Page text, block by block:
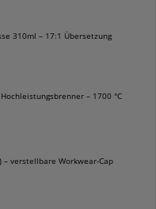
310ml – 17:1 Übersetzung
– 1700 °C
– verstellbare Workwear-Cap